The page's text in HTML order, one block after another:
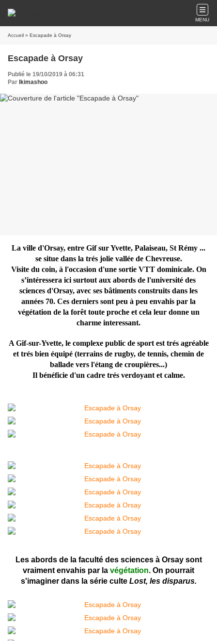
MENU
Accueil » Escapade à Orsay
Escapade à Orsay
Publié le 19/10/2019 à 06:31
Par Ikimashoo
La ville d'Orsay, entre Gif sur Yvette, Palaiseau, St Rémy ...
se situe dans la trés jolie vallée de Chevreuse.
Visite du coin, à l'occasion d'une sortie VTT dominicale. On
s’intéressera ici surtout aux abords de l'université des
sciences d'Orsay, avec ses bâtiments construits dans les
années 70. Ces derniers sont peu à peu envahis par la
végétation de la forêt toute proche et cela leur donne un
charme interessant.
A Gif-sur-Yvette, le complexe public de sport est trés agréable
et trés bien équipé (terrains de rugby, de tennis, chemin de
ballade vers l'étang de croupières...)
Il bénéficie d'un cadre trés verdoyant et calme.
Les abords de la faculté des sciences à Orsay sont
vraiment envahis par la végétation. On pourrait
s'imaginer dans la série culte Lost, les disparus.